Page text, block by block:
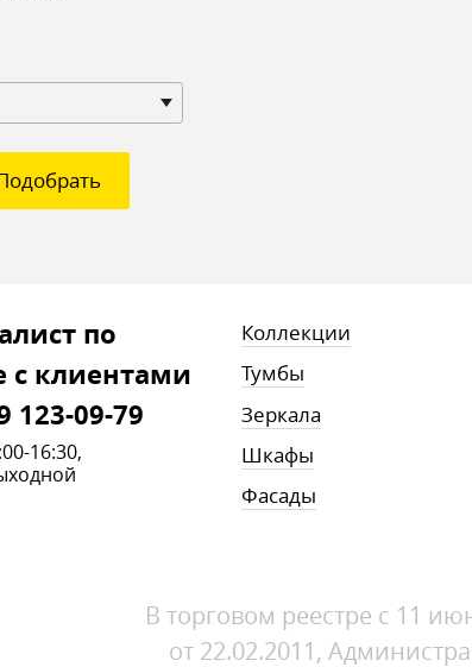
по
с клиентами
123-09-79
16:30,
Коллекции
Тумбы
Зеркала
Шкафы
Фасады
В торговом реестре с 11
от 22.02.2011,